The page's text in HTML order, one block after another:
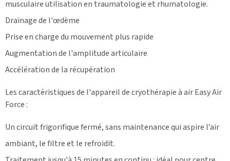
musculaire utilisation en traumatologie et rhumatologie.
Drainage de l'œdème
Prise en charge du mouvement plus rapide
Augmentation de l'amplitude articulaire
Accélération de la récupération
Les caractéristiques de l'appareil de cryothérapie à air Easy Air
Force :
Un circuit frigorifique fermé, sans maintenance qui aspire l’air
ambiant, le filtre et le refroidit.